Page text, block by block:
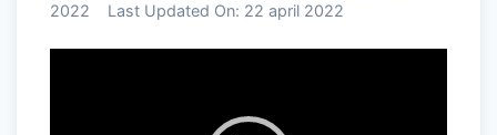
2022
Last Updated On: 22 april 2022